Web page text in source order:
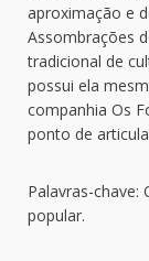
aproximação e
Assombrações
tradicional de
possui ela
companhia Os
ponto de
Palavras-chave:
popular.